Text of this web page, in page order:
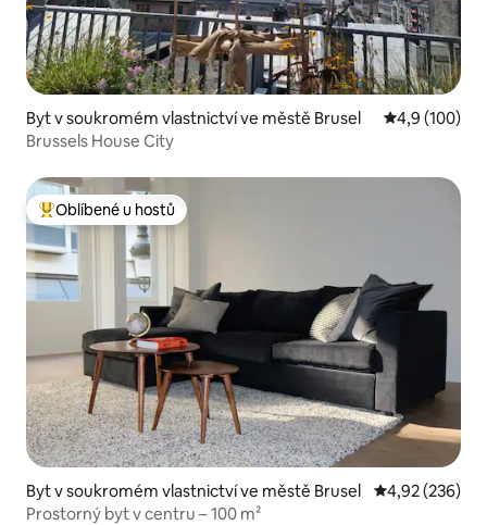
Byt v soukromém vlastnictví ve městě Brusel Průměrné
4,9 (100)
Brussels House City
Nejlepší v kategorii Oblíbené u hostů
Oblíbené u hostů
Byt v soukromém vlastnictví ve městě Brusel Průměrné
4,92 (236)
Prostorný byt v centru – 100 m²